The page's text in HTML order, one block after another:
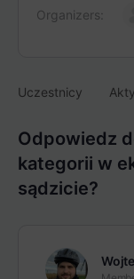
Organizers:
Uczestnicy
Odpowiedz
kategorii w
sądzicie?